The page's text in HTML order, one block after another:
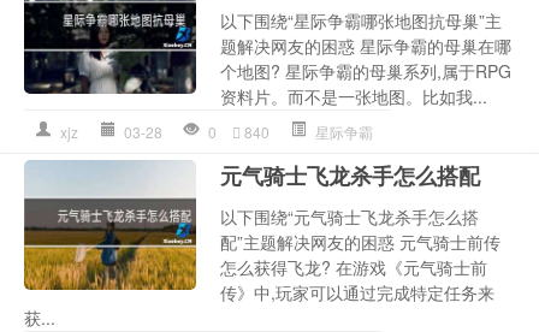
以下围绕“星际争霸哪张地图抗母巢”主
题解决网友的困惑 星际争霸的母巢在哪
个地图? 星际争霸的母巢系列,属于RPG
资料片。而不是一张地图。比如我...
xjz 03-28 0 840 星际争霸
元气骑士飞龙杀手怎么搭配
以下围绕“元气骑士飞龙杀手怎么搭
配”主题解决网友的困惑 元气骑士前传
怎么获得飞龙? 在游戏《元气骑士前
传》中,玩家可以通过完成特定任务来
获...